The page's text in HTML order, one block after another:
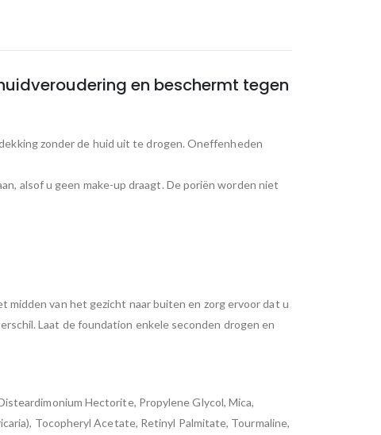
en beschermt tegen
zonder de huid uit te drogen. Oneffenheden
alsof u geen make-up draagt. De poriën worden niet
van het gezicht naar buiten en zorg ervoor dat u
Laat de foundation enkele seconden drogen en
Hectorite, Propylene Glycol, Mica,
Tocopheryl Acetate, Retinyl Palmitate, Tourmaline,